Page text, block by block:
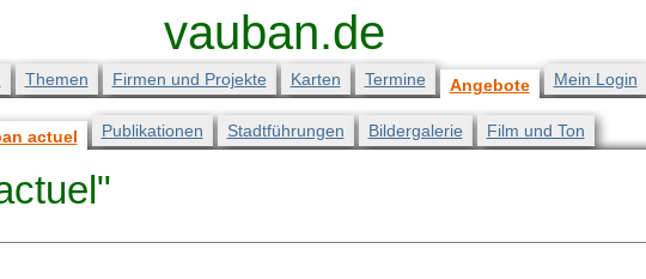
vauban.de
Themen Firmen und Projekte Karten Termine Angebote Mein Login
actuel Publikationen Stadtführungen Bildergalerie Film und Ton